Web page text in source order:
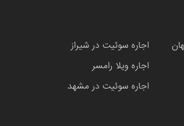
اجاره سوئیت در شیراز
اجاره ویلا رامسر
اجاره سوئیت در مشهد